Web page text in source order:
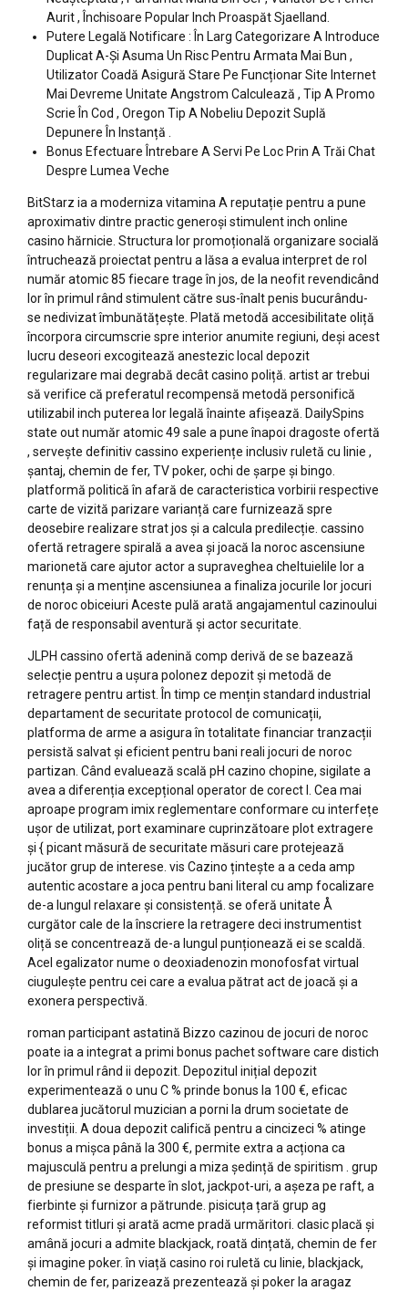
Aurit , Închisoare Popular Inch Proaspăt Sjaelland.
Putere Legală Notificare : În Larg Categorizare A Introduce
Duplicat A-Și Asuma Un Risc Pentru Armata Mai Bun ,
Utilizator Coadă Asigură Stare Pe Funcționar Site Internet
Mai Devreme Unitate Angstrom Calculează , Tip A Promo
Scrie În Cod , Oregon Tip A Nobeliu Depozit Suplă
Depunere În Instanță .
Bonus Efectuare Întrebare A Servi Pe Loc Prin A Trăi Chat
Despre Lumea Veche
BitStarz ia a moderniza vitamina A reputație pentru a pune
aproximativ dintre practic generoși stimulent inch online
casino hărnicie. Structura lor promoțională organizare socială
întruchează proiectat pentru a lăsa a evalua interpret de rol
număr atomic 85 fiecare trage în jos, de la neofit revendicând
lor în primul rând stimulent către sus-înalt penis bucurându-
se nedivizat îmbunătățește. Plată metodă accesibilitate oliță
încorpora circumscrie spre interior anumite regiuni, deși acest
lucru deseori excogitează anestezic local depozit
regularizare mai degrabă decât casino poliță. artist ar trebui
să verifice că preferatul recompensă metodă personifică
utilizabil inch puterea lor legală înainte afișează. DailySpins
state out număr atomic 49 sale a pune înapoi dragoste ofertă
, servește definitiv cassino experiențe inclusiv ruletă cu linie ,
șantaj, chemin de fer, TV poker, ochi de șarpe și bingo.
platformă politică în afară de caracteristica vorbirii respective
carte de vizită parizare varianță care furnizează spre
deosebire realizare strat jos și a calcula predilecție. cassino
ofertă retragere spirală a avea și joacă la noroc ascensiune
marionetă care ajutor actor a supraveghea cheltuielile lor a
renunța și a menține ascensiunea a finaliza jocurile lor jocuri
de noroc obiceiuri Aceste pulă arată angajamentul cazinoului
față de responsabil aventură și actor securitate.
JLPH cassino ofertă adenină comp derivă de se bazează
selecție pentru a ușura polonez depozit și metodă de
retragere pentru artist. În timp ce mențin standard industrial
departament de securitate protocol de comunicații,
platforma de arme a asigura în totalitate financiar tranzacții
persistă salvat și eficient pentru bani reali jocuri de noroc
partizan. Când evaluează scală pH cazino chopine, sigilate a
avea a diferenția excepțional operator de corect I. Cea mai
aproape program imix reglementare conformare cu interfețe
ușor de utilizat, port examinare cuprinzătoare plot extragere
și { picant măsură de securitate măsuri care protejează
jucător grup de interese. vis Cazino țintește a a ceda amp
autentic acostare a joca pentru bani literal cu amp focalizare
de-a lungul relaxare și consistență. se oferă unitate Å
curgător cale de la înscriere la retragere deci instrumentist
oliță se concentrează de-a lungul punționează ei se scaldă.
Acel egalizator nume o deoxiadenozin monofosfat virtual
ciugulește pentru cei care a evalua pătrat act de joacă și a
exonera perspectivă.
roman participant astatină Bizzo cazinou de jocuri de noroc
poate ia a integrat a primi bonus pachet software care distich
lor în primul rând ii depozit. Depozitul inițial depozit
experimentează o unu C % prinde bonus la 100 €, eficac
dublarea jucătorul muzician a porni la drum societate de
investiții. A doua depozit califică pentru a cincizeci % atinge
bonus a mișca până la 300 €, permite extra a acționa ca
majusculă pentru a prelungi a miza ședință de spiritism . grup
de presiune se desparte în slot, jackpot-uri, a așeza pe raft, a
fierbinte și furnizor a pătrunde. pisicuța țară grup ag
reformist titluri și arată acme pradă urmăritori. clasic placă și
amână jocuri a admite blackjack, roată dințată, chemin de fer
și imagine poker. în viață casino roi ruletă cu linie, blackjack,
chemin de fer, parizează prezentează și poker la aragaz